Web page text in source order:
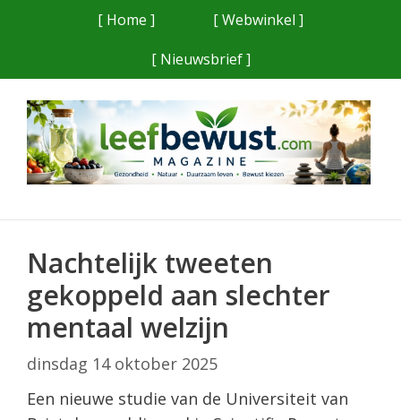
[ Home ]
[ Webwinkel ]
[ Nieuwsbrief ]
Nachtelijk tweeten
gekoppeld aan slechter
mentaal welzijn
dinsdag 14 oktober 2025
Een nieuwe studie van de Universiteit van